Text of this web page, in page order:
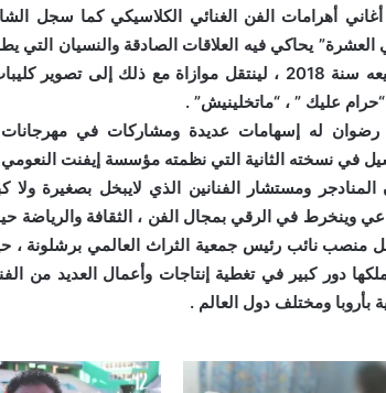
العشرة” يحاكي فيه العلاقات الصادقة والنسيان
تم توقيعه سنة 2018 ، لينتقل موازاة مع ذلك
عليك ” ، “ماتخلينيش” .
رضوان له إسهامات عديدة ومشاركات في
في نسخته الثانية التي نظمته مؤسسة إيفنت
ومستشار الفنانين الذي لايبخل بصغيرة
وينخرط في الرقي بمجال الفن ، الثقافة والرياضة
دور كبير في تغطية إنتاجات وأعمال العديد من
بأروبا ومختلف دول العالم .